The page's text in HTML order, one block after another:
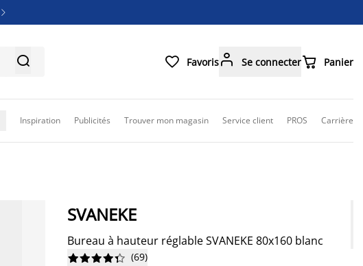

  Favoris Se connecter Panier
Inspiration Publicités Trouver mon magasin Service client PROS Carrière
SVANEKE
Bureau à hauteur réglable SVANEKE 80x160 blanc





 (69)